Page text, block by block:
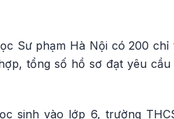
Sư phạm Hà Nội có 200 chỉ
tổng số hồ sơ đạt yêu
sinh vào lớp 6, trường